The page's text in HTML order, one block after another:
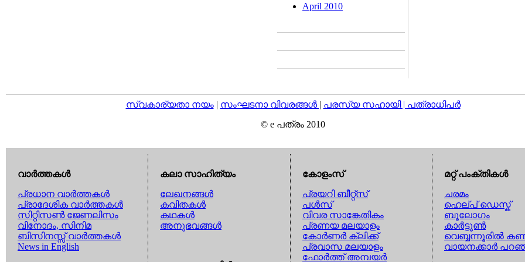
April 2010
സ്വകാര്യതാ നയം| സംഘടനാ വിവരങ്ങള്‍ | പരസ്യ സഹായി | പത്രാധിപര്‍
© e പത്രം 2010
വാര്‍ത്തകള്‍
പ്രധാന വാര്‍ത്തകള്‍
പ്രാദേശിക വാര്‍ത്തകള്‍
സിറ്റിസണ്‍ ജേണലിസം
വിനോദം, സിനിമ
ബിസിനസ്സ് വാര്‍ത്തകള്‍
News in English
കലാ സാഹിത്യം
ലേഖനങ്ങള്‍
കവിതകള്‍
കഥകള്‍
അനുഭവങ്ങള്‍
കോളംസ്
പ്രയറി ബീറ്റ്സ്
പള്‍സ്
വിവര സാങ്കേതികം
പ്രണയ മലയാളം
കോര്‍ണര്‍ ക്ലിക്ക്
പ്രവാസ മലയാളം
ഫോര്‍ത്ത് അമ്പയര്‍
മറ്റ് പംക്തികള്‍
ചരമം
ഹെല്പ് ഡെസ്ക്
ബൂലോഗം
കാര്‍ട്ടൂണ്‍
വെബ്ബന്നൂരില്‍
വായനക്കാര്‍